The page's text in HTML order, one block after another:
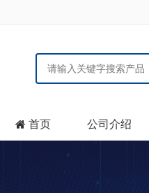
 首页 公司介绍